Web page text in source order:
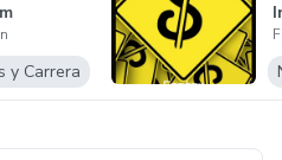
y Carrera